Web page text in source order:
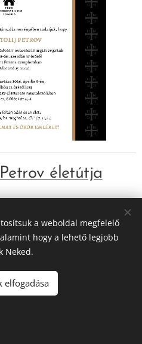
életútja
Parókia | 7624 Pécs, Alajos u.
a weboldal megfelelő
hogy a lehető legjobb
Neked.
elfogadása